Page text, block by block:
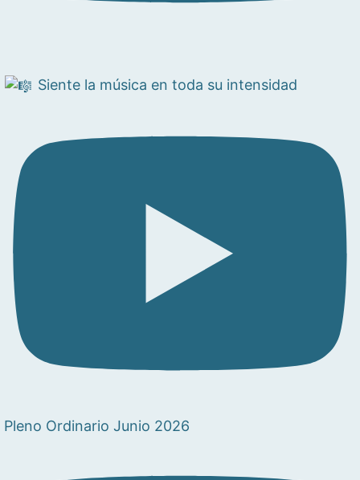
Siente la música en toda su intensidad
Pleno Ordinario Junio 2026